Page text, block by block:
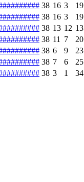
######### 38 16 3 19
######### 38 16 3 19
######### 38 13 12 13
######### 38 11 7 20
######### 38 6 9 23
######### 38 7 6 25
######### 38 3 1 34